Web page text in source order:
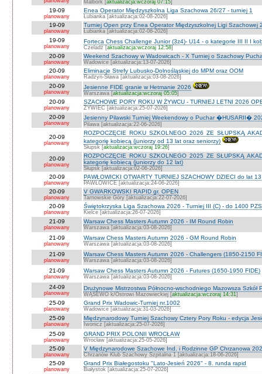
Malbork [ aktualizacja:wczoraj 07:15
19-09
planowany
Enea Operator Międzyszkolna Liga Szachowa 26/27 - turniej 1
Łubianka [aktualizacja:02-08-2026]
19-09
planowany
Turniej Open przy Enea Operator Międzyszkolnej Ligi Szachowej
Łubianka [aktualizacja:02-08-2026]
19-09
planowany
Forteca Chess Challenge Junior (3z4)- U14 - o kategorie III II I
Czeladź [aktualizacja:wczoraj 12:58]
20-09
planowany
Weekend Szachowy w Wadowicach - X Turniej o Szachowy
Wadowice [aktualizacja:13-07-2026]
20-09
planowany
Eliminacje Strefy Lubusko-Dolnośląskiej do MPM oraz OOM
Radzyn-Sława [aktualizacja:03-08-2026]
20-09
planowany
Jesienne FIDE granie w Hetmanie 2026
Warszawa [aktualizacja:wczoraj 05:05]
20-09
planowany
SZACHOWE PORY ROKU W ŻYWCU - TURNIEJ LETNI 2026
ŻYWIEC [aktualizacja:25-07-2026]
20-09
planowany
Jesienny Pilawski Turniej Weekendowy o Puchar �HUSARII�
Pilawa [aktualizacja:22-06-2026]
20-09
planowany
ROZPOCZĘCIE ROKU SZKOLNEGO 2026 ZE SŁUPSKĄ
kategorię kobiecą (juniorzy od 13 lat oraz seniorzy)
Słupsk [aktualizacja:wczoraj 19:26]
20-09
planowany
ROZPOCZĘCIE ROKU SZKOLNEGO 2025 ZE SŁUPSKĄ
kategorię kobiecą (juniorzy do 12 lat)
Słupsk [aktualizacja:02-06-2026]
20-09
planowany
PAWŁOWICKI OTWARTY TURNIEJ SZACHOWY DZIECI do lat
PAWŁOWICE [aktualizacja:24-06-2026]
20-09
planowany
V GWARKOWSKI RAPID gr. OPEN
Tarnowskie Góry [aktualizacja:22-07-2026]
20-09
planowany
Świętokrzyska Liga Szachowa 2026 - Turniej III (C) - do 1400
Kielce [aktualizacja:26-07-2026]
21-09
planowany
Warsaw Chess Masters Autumn 2026 - IM Round Robin
Warszawa [aktualizacja:03-08-2026]
21-09
planowany
Warsaw Chess Masters Autumn 2026 - GM Round Robin
Warszawa [aktualizacja:03-08-2026]
21-09
planowany
Warsaw Chess Masters Autumn 2026 - Challengers (1850-2150
Warszawa [aktualizacja:03-08-2026]
21-09
planowany
Warsaw Chess Masters Autumn 2026 - Futures (1650-1950 FIDE)
Warszawa [aktualizacja:03-08-2026]
24-09
planowany
Drużynowe Mistrzostwa Północno-wschodniego Mazowsza Szkół
WĄSEWO k/Ostrowi Mazowieckiej [aktualizacja:wczoraj 14:31]
25-09
planowany
Grand Prix Wadowic-Turniej nr.1002
Wadowice [aktualizacja:31-03-2026]
25-09
planowany
Międzynarodowy Turniej Szachowy Cztery Pory Roku - edycja
Iwonicz [aktualizacja:25-07-2026]
25-09
planowany
GRAND PRIX POLONII WROCŁAW
Wrocław [aktualizacja:25-05-2026]
25-09
planowany
V Międzynarodowe Szachowe Ind. i Rodzinne GP Chrzanowa
Chrzanów Klub Szachowy Szpitalna 1 [aktualizacja:18-06-2026]
25-09
planowany
Grand Prix Białegostoku "Lato-Jesień 2026" - 8. runda rapid
Białystok [aktualizacja:25-07-2026]